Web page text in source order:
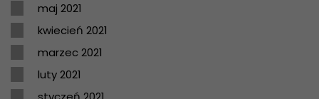
maj 2021
kwiecień 2021
marzec 2021
luty 2021